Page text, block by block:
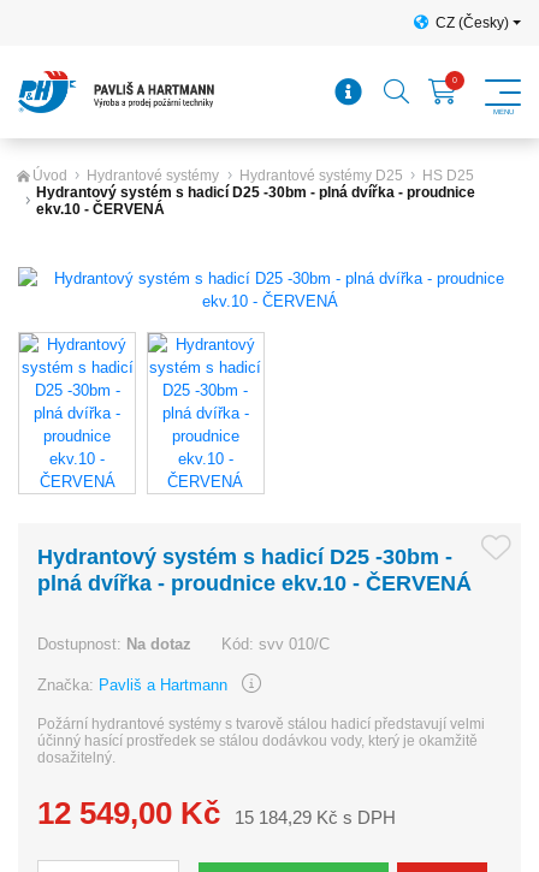
CZ (Česky)
Úvod Hydrantové systémy Hydrantové systémy D25
HS D25
Hydrantový systém s hadicí D25 -30bm - plná dvířka - proudnice
ekv.10 - ČERVENÁ
Hydrantový systém s hadicí D25 -30bm -
plná dvířka - proudnice ekv.10 - ČERVENÁ
Dostupnost: Na dotaz Kód: svv 010/C
Značka: Pavliš a Hartmann
Požární hydrantové systémy s tvarově stálou hadicí představují velmi
účinný hasící prostředek se stálou dodávkou vody, který je okamžitě
dosažitelný.
12 549,00 Kč 15 184,29 Kč s DPH